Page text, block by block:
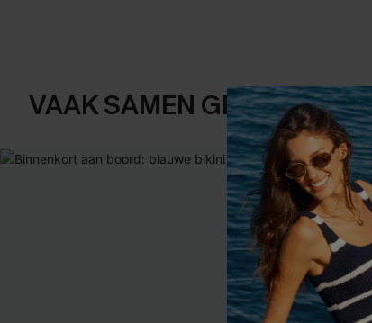
VAAK SAMEN GEKOCHT